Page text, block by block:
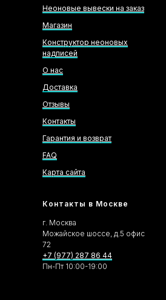
Неоновые вывески на заказ
Магазин
Конструктор неоновых
надписей
О нас
Доставка
Отзывы
Контакты
Гарантия и возврат
FAQ
Карта сайта
Контакты в Москве
г. Москва
Можайское шоссе, д.5 офис
72
+7 (977) 287 86 44
Пн-Пт 10:00-19:00